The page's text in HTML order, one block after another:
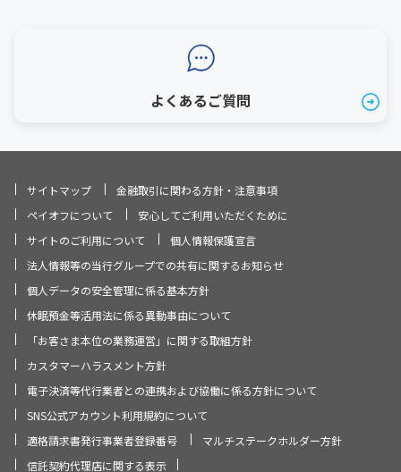
よくあるご質問
サイトマップ
金融取引に関わる方針・注意事項
ペイオフについて
安心してご利用いただくために
サイトのご利用について
個人情報保護宣言
法人情報等の当行グループでの共有に関するお知らせ
個人データの安全管理に係る基本方針
休眠預金等活用法に係る異動事由について
「お客さま本位の業務運営」に関する取組方針
カスタマーハラスメント方針
電子決済等代行業者との連携および協働に係る方針について
SNS公式アカウント利用規約について
適格請求書発行事業者登録番号
マルチステークホルダー方針
信託契約代理店に関する表示